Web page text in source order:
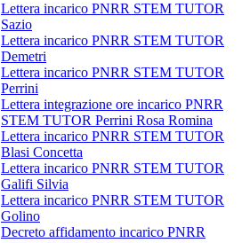
Lettera incarico PNRR STEM TUTOR
Sazio
Lettera incarico PNRR STEM TUTOR
Demetri
Lettera incarico PNRR STEM TUTOR
Perrini
Lettera integrazione ore incarico PNRR
STEM TUTOR Perrini Rosa Romina
Lettera incarico PNRR STEM TUTOR
Blasi Concetta
Lettera incarico PNRR STEM TUTOR
Galifi Silvia
Lettera incarico PNRR STEM TUTOR
Golino
Decreto affidamento incarico PNRR